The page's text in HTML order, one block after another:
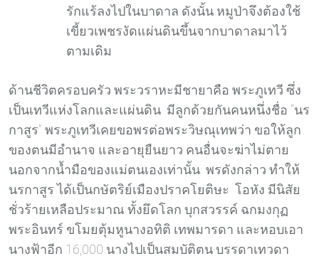
รักแร้ลงไปในบาดาล ดังนั้น หมูป่าจึงต้องใช้
เขี้ยวเพชรงัดแผ่นดินขึ้นจากบาดาลมาไว้
ตามเดิม
ด้านชีวิตครอบครัว พระวราหะมีชายาคือ พระภูเทวี ซึ่ง
เป็นเทวีแห่งโลกและแผ่นดิน มีลูกด้วยกันคนหนึ่งชื่อ “นร
กาสูร” พระภูเทวีเคยขอพรต่อพระวิษณุเทพว่า ขอให้ลูก
ของตนมีอำนาจ และอายุยืนยาว คนอื่นจะฆ่าไม่ตาย
นอกจากน้ำมือของแม่ตนเองเท่านั้น พรดังกล่าว ทำให้
นรกาสูร ได้เป็นกษัตริย์เมืองปราคโยติษะ โอหัง มีนิสัย
ชั่วร้ายเหลือประมาณ ทั้งยึดโลก บุกสวรรค์ ฉกมงกุฏ
พระอินทร์ ขโมยตุ้มหูนางอทิติ เทพมารดา และหอบเอา
นางฟ้าอีก 16,000 นางไปเป็นสมบัติตน บรรดาเทวดา